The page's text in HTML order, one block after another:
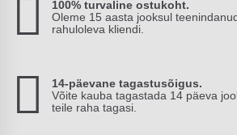
100% turvaline ostukoht.
Oleme 15 aasta jooksul
rahuloleva kliendi.
14-päevane tagastusõigus.
Võite kauba tagastada 14 päeva
teile raha tagasi.